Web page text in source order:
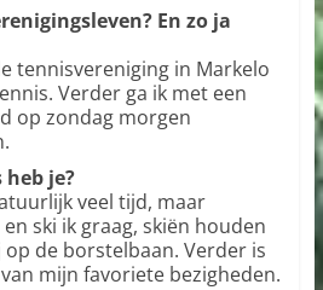
En zo ja
tennisvereniging in Markelo
Verder ga ik met een
op zondag morgen
heb je?
veel tijd, maar
ski ik graag, skiën houden
de borstelbaan. Verder is
mijn favoriete bezigheden.